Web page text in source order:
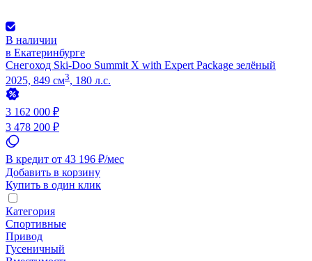
В наличии
в Екатеринбурге
Снегоход Ski-Doo Summit X with Expert Package зелёный
2025, 849 см3, 180 л.с.
3 162 000 ₽
3 478 200 ₽
В кредит от 43 196 ₽/мес
Добавить в корзину
Купить в один клик
Категория
Спортивные
Привод
Гусеничный